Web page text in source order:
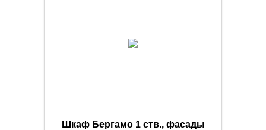
Шкаф Бергамо 1 ств., фасады